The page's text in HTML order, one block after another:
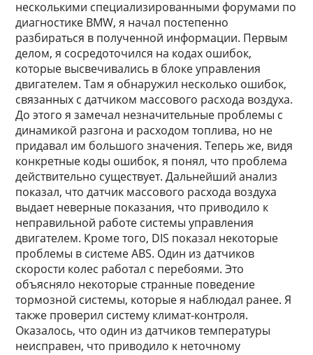
несколькими специализированными форумами по
диагностике BMW, я начал постепенно
разбираться в полученной информации. Первым
делом, я сосредоточился на кодах ошибок,
которые высвечивались в блоке управления
двигателем. Там я обнаружил несколько ошибок,
связанных с датчиком массового расхода воздуха.
До этого я замечал незначительные проблемы с
динамикой разгона и расходом топлива, но не
придавал им большого значения. Теперь же, видя
конкретные коды ошибок, я понял, что проблема
действительно существует. Дальнейший анализ
показал, что датчик массового расхода воздуха
выдает неверные показания, что приводило к
неправильной работе системы управления
двигателем. Кроме того, DIS показал некоторые
проблемы в системе ABS. Один из датчиков
скорости колес работал с перебоями. Это
объясняло некоторые странные поведение
тормозной системы, которые я наблюдал ранее. Я
также проверил систему климат-контроля.
Оказалось, что один из датчиков температуры
неисправен, что приводило к неточному